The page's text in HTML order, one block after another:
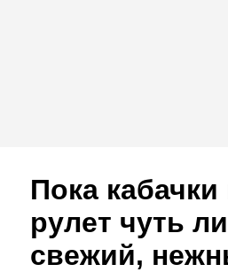
Пока
рулет чуть
свежий,